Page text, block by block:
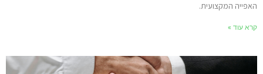
המקצועית.
עוד »